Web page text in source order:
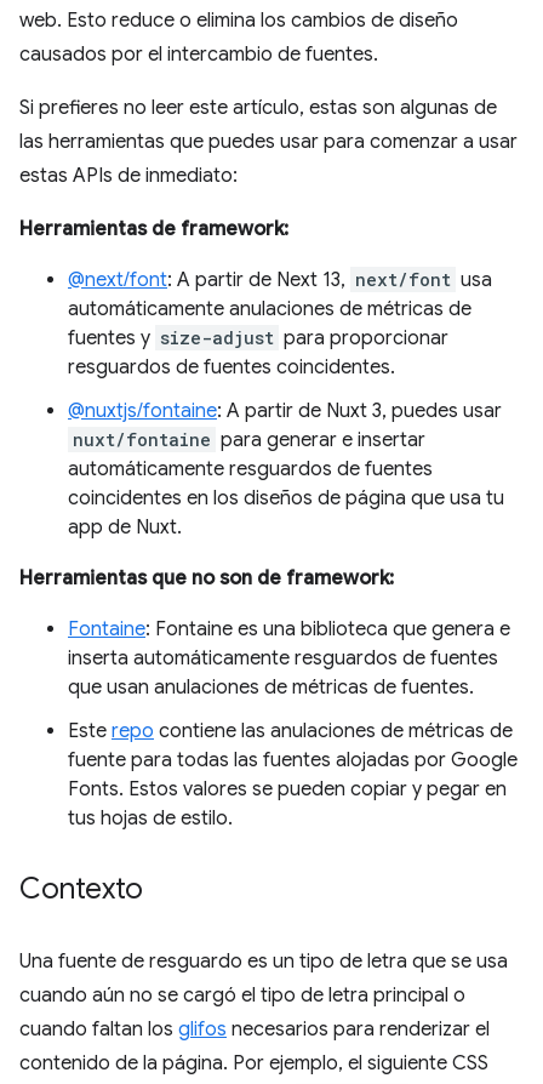
web. Esto reduce o elimina los cambios de diseño
causados por el intercambio de fuentes.
Si prefieres no leer este artículo, estas son algunas de
las herramientas que puedes usar para comenzar a usar
estas APIs de inmediato:
Herramientas de framework:
@next/font: A partir de Next 13, next/font usa
automáticamente anulaciones de métricas de
fuentes y size-adjust para proporcionar
resguardos de fuentes coincidentes.
@nuxtjs/fontaine: A partir de Nuxt 3, puedes usar
nuxt/fontaine para generar e insertar
automáticamente resguardos de fuentes
coincidentes en los diseños de página que usa tu
app de Nuxt.
Herramientas que no son de framework:
Fontaine: Fontaine es una biblioteca que genera e
inserta automáticamente resguardos de fuentes
que usan anulaciones de métricas de fuentes.
Este repo contiene las anulaciones de métricas de
fuente para todas las fuentes alojadas por Google
Fonts. Estos valores se pueden copiar y pegar en
tus hojas de estilo.
Contexto
Una fuente de resguardo es un tipo de letra que se usa
cuando aún no se cargó el tipo de letra principal o
cuando faltan los glifos necesarios para renderizar el
contenido de la página. Por ejemplo, el siguiente CSS